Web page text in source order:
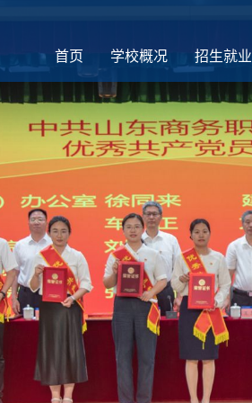
首页 学校概况 招生就业